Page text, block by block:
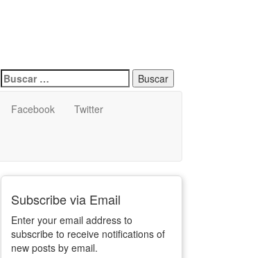
Buscar:
Facebook Twitter
Subscribe via Email
Enter your email address to
subscribe to receive notifications of
new posts by email.